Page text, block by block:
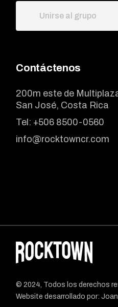
Unirse al grupo
Contáctenos
200m este de
San José, Costa Rica
Tel: +506 8500-0560
info@rocktowncr.com
© 2024, Todos los derechos
Website desarrollado por: